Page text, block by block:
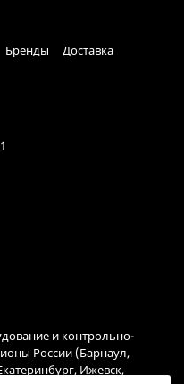
Бренды
Доставка
и контрольно-
России (Барнаул,
Ижевск,